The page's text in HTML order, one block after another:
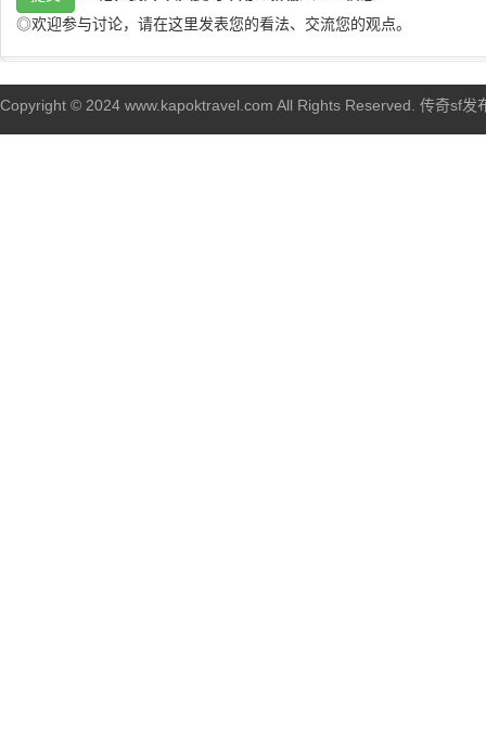
◎欢迎参与讨论，请在这里发表您的看法、交流您的观点。
Copyright © 2024 www.kapoktravel.com All Rights Reserved. 传奇sf发